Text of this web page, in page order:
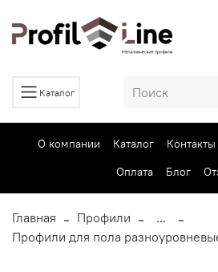
Каталог
О компании Каталог Контакты
Оплата
Блог
Главная Профили
...
Профили для пола